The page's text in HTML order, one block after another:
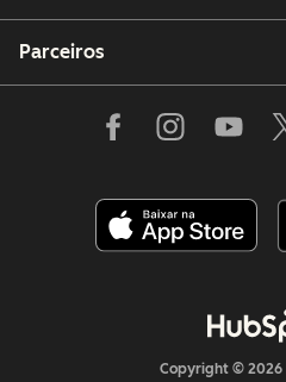
Parceiros
Copyright © 2026